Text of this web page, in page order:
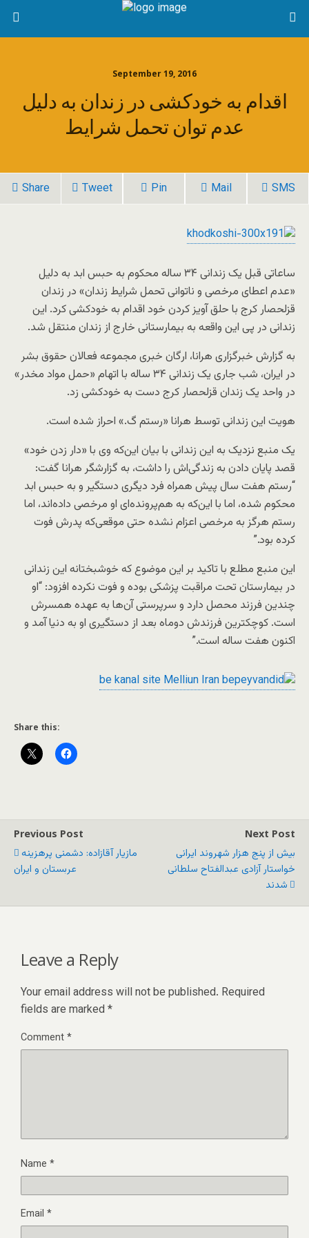
September 19, 2016
اقدام به خودکشی در زندان به دلیل
عدم توان تحمل شرایط
Share Tweet Pin Mail SMS
ساعاتی قبل یک زندانی ۳۴ ساله محکوم به حبس ابد به دلیل
«عدم اعطای مرخصی و ناتوانی تحمل شرایط زندان» در زندان
قزلحصار کرج با حلق آویز کردن خود اقدام به خودکشی کرد. این
زندانی در پی این واقعه به بیمارستانی خارج از زندان منتقل شد.
به گزارش خبرگزاری هرانا، ارگان خبری مجموعه فعالان حقوق بشر
در ایران، شب جاری یک زندانی ۳۴ ساله با اتهام «حمل مواد مخدر»
در واحد یک زندان قزلحصار کرج دست به خودکشی زد.
هویت این زندانی توسط هرانا «رستم گ.» احراز شده است.
یک منبع نزدیک به این زندانی با بیان این‌که وی با «دار زدن خود»
قصد پایان دادن به زندگی‌اش را داشت، به گزارشگر هرانا گفت:
“رستم هفت سال پیش همراه فرد دیگری دستگیر و به حبس ابد
محکوم شده، اما با این‌که به هم‌پرونده‌ای او مرخصی داده‌اند، اما
رستم هرگز به مرخصی اعزام نشده حتی موقعی‌که پدرش فوت
کرده بود.”
این منبع مطلع با تاکید بر این موضوع که خوشبختانه این زندانی
در بیمارستان تحت مراقبت پزشکی بوده و فوت نکرده افزود: “او
چندین فرزند محصل دارد و سرپرستی آن‌ها به عهده همسرش
است. کوچکترین فرزندش دوماه بعد از دستگیری او به دنیا آمد و
اکنون هفت ساله است.”
Share this:
Previous Post
مازیار آقازاده: دشمنی پرهزینه
عربستان و ایران
Next Post
بیش از پنج هزار شهروند ایرانی
خواستار آزادی عبدالفتاح سلطانی
شدند
Leave a Reply
Your email address will not be published. Required
fields are marked *
Comment*
Name *
Email *